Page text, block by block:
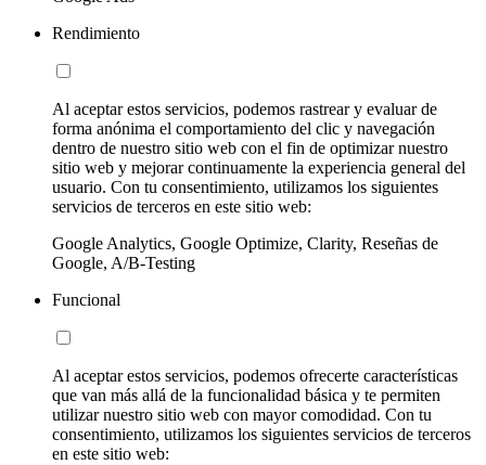
Rendimiento
Al aceptar estos servicios, podemos rastrear y evaluar de
forma anónima el comportamiento del clic y navegación
dentro de nuestro sitio web con el fin de optimizar nuestro
sitio web y mejorar continuamente la experiencia general del
usuario. Con tu consentimiento, utilizamos los siguientes
servicios de terceros en este sitio web:
Google Analytics, Google Optimize, Clarity, Reseñas de
Google, A/B-Testing
Funcional
Al aceptar estos servicios, podemos ofrecerte características
que van más allá de la funcionalidad básica y te permiten
utilizar nuestro sitio web con mayor comodidad. Con tu
consentimiento, utilizamos los siguientes servicios de terceros
en este sitio web: